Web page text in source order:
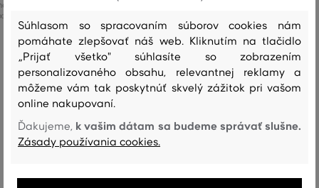
veľkosti:
XXL
Recenzie
AKO SEDELA VYBRANÁ VEĽKOSŤ NAŠIM ZÁKAZNÍKOM
Súhlasom so spracovaním súborov cookies nám
pomáhate zlepšovať náš web. Kliknutím na tlačidlo
„Prijať všetko" súhlasíte so zobrazením
personalizovaného obsahu, relevantnej reklamy a
môžeme vám tak poskytnúť skvelý zážitok pri vašom
online nakupovaní.
Ďakujeme, k vašim dátam sa budeme správať slušne.
Zásady používania cookies.